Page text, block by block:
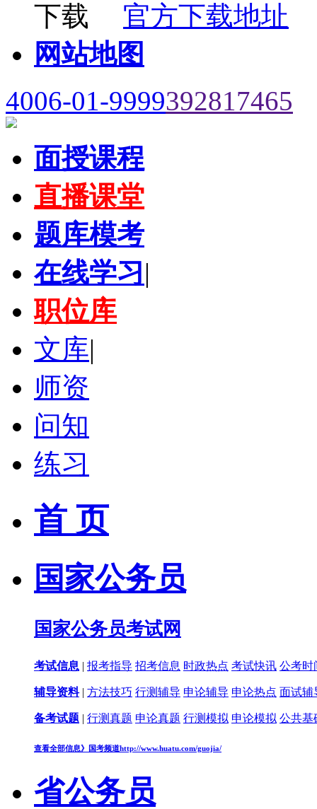
官方下载地址
网站地图
4006-01-9999392817465
面授课程
直播课堂
题库模考
在线学习 |
职位库
文库|
师资
问知
练习
首 页
国家公务员
国家公务员考试网
考试信息 | 报考指导 招考信息 时政热点 考试快讯 公考时
辅导资料| 方法技巧 行测辅导 申论辅导 申论热点 面试辅
备考试题 | 行测真题 申论真题 行测模拟 申论模拟 公共基
查看全部信息》 国考频道http://www.huatu.com/guojia/
省公务员